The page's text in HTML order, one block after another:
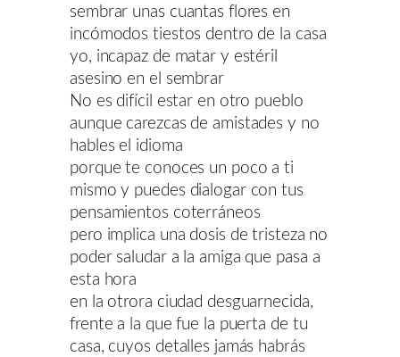
sembrar unas cuantas flores en
incómodos tiestos dentro de la casa
yo, incapaz de matar y estéril
asesino en el sembrar
No es difícil estar en otro pueblo
aunque carezcas de amistades y no
hables el idioma
porque te conoces un poco a ti
mismo y puedes dialogar con tus
pensamientos coterráneos
pero implica una dosis de tristeza no
poder saludar a la amiga que pasa a
esta hora
en la otrora ciudad desguarnecida,
frente a la que fue la puerta de tu
casa, cuyos detalles jamás habrás